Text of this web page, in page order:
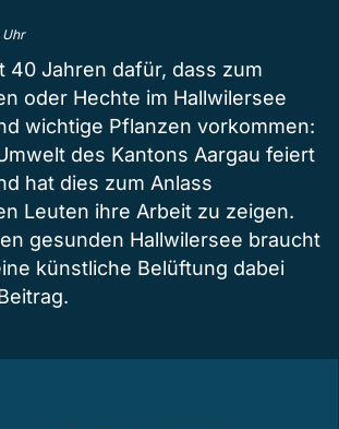
Uhr
40 Jahren dafür, dass zum
oder Hechte im Hallwilersee
wichtige Pflanzen vorkommen:
des Kantons Aargau feiert
hat dies zum Anlass
Leuten ihre Arbeit zu zeigen.
gesunden Hallwilersee braucht
künstliche Belüftung dabei